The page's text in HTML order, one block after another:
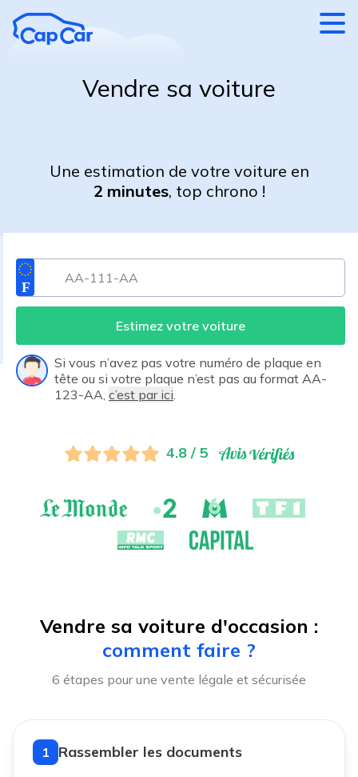
Vendre sa voiture
Une estimation de votre voiture en
2 minutes, top chrono !
Estimez votre voiture
Si vous n’avez pas votre numéro de plaque en
tête ou si votre plaque n’est pas au format AA-
123-AA, c’est par ici
4.8 / 5
Vendre sa voiture d'occasion :
comment faire ?
6 étapes pour une vente légale et sécurisée
1 Rassembler les documents